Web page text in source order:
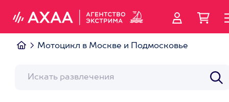
Мотоцикл в Москве и Подмосковье